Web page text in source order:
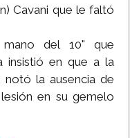
Cavani que le faltó
del 10" que
insistió en que a la
notó la ausencia de
en su gemelo